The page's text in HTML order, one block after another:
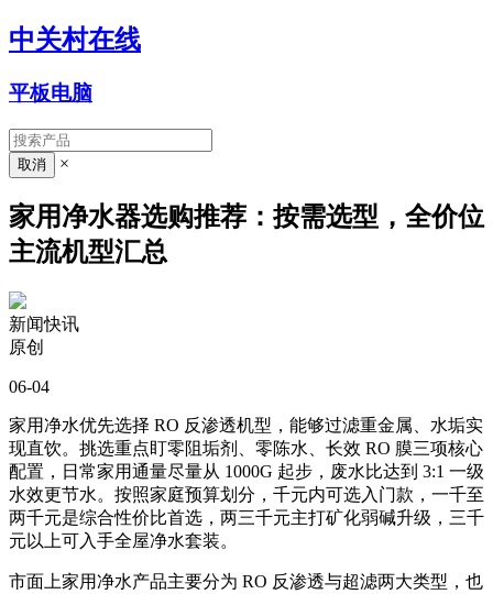
中关村在线
平板电脑
×
家用净水器选购推荐：按需选型，全价位
主流机型汇总
新闻快讯
原创
06-04
家用净水优先选择 RO 反渗透机型，能够过滤重金属、水垢实
现直饮。挑选重点盯零阻垢剂、零陈水、长效 RO 膜三项核心
配置，日常家用通量尽量从 1000G 起步，废水比达到 3:1 一级
水效更节水。按照家庭预算划分，千元内可选入门款，一千至
两千元是综合性价比首选，两三千元主打矿化弱碱升级，三千
元以上可入手全屋净水套装。
市面上家用净水产品主要分为 RO 反渗透与超滤两大类型，也